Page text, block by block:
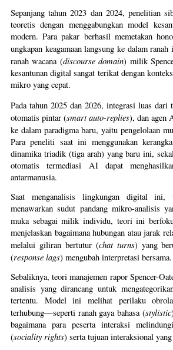
Sepanjang tahun 2023 dan 2024, penelitian
teoretis dengan menggabungkan model
modern. Para pakar berhasil memetakan
ungkapan keagamaan langsung ke dalam
ranah wacana (discourse domain) milik
kesantunan digital sangat terikat dengan
mikro yang cepat.
Pada tahun 2025 dan 2026, integrasi luas
otomatis pintar (smart auto-replies), dan agen
ke dalam paradigma baru, yaitu pengelolaan
Para peneliti saat ini menggunakan
dinamika triadik (tiga arah) yang baru ini,
otomatis termediasi AI dapat
antarmanusia.
Saat menganalisis lingkungan digital ini,
menawarkan sudut pandang mikro-analisis
muka sebagai milik individu, teori ini
menjelaskan bagaimana hubungan atau jarak
melalui giliran bertutur (chat turns) yang
(response lags) mengubah interpretasi bersama.
Sebaliknya, teori manajemen rapor Spencer-
analisis yang dirancang untuk
tertentu. Model ini melihat perilaku
terhubung—seperti ranah gaya bahasa (stylistic
bagaimana para peserta interaksi
(sociality rights) serta tujuan interaksional